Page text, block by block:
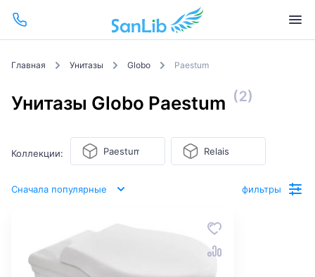
Главная Унитазы Globo Paestum
Унитазы Globo Paestum (2)
Коллекции: Paestum Relais
Сначала популярные фильтры